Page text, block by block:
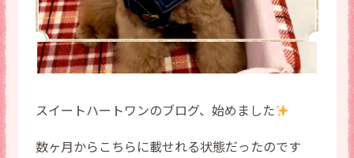
スイートハートワンのブログ、始めました
数ヶ月からこちらに載せれる状態だったのです